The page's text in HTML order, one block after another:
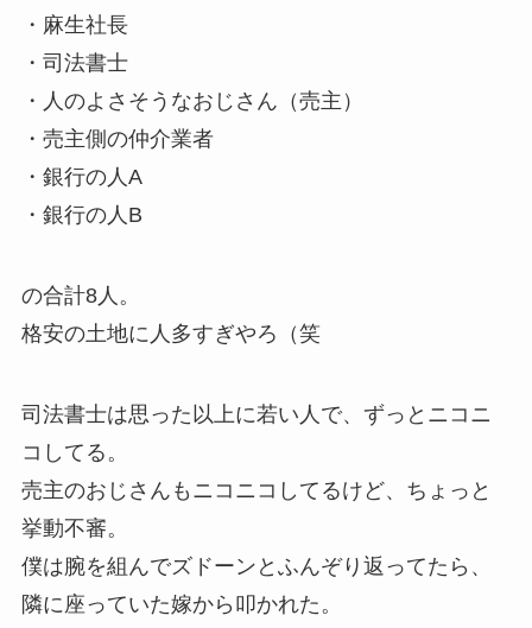
・麻生社長
・司法書士
・人のよさそうなおじさん（売主）
・売主側の仲介業者
・銀行の人A
・銀行の人B
の合計8人。
格安の土地に人多すぎやろ（笑
司法書士は思った以上に若い人で、ずっとニコニ
コしてる。
売主のおじさんもニコニコしてるけど、ちょっと
挙動不審。
僕は腕を組んでズドーンとふんぞり返ってたら、
隣に座っていた嫁から叩かれた。